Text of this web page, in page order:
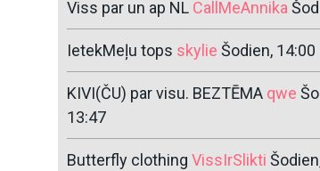
Viss par un ap NL CallMeAnnika
IetekMeļu tops skylie Šodien, 14:00
KIVI(ČU) par visu. BEZTĒMA qwe
13:47
Butterfly clothing VissIrSlikti